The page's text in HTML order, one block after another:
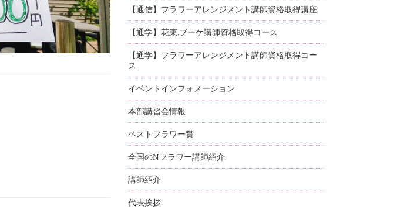
【通信】フラワーアレンジメント講師資格取得講座
【通学】花束.ブーケ講師資格取得コース
【通学】フラワーアレンジメント講師資格取得コー
ス
イベントインフォメーション
本部講習会情報
ベストフラワー賞
全国のNフラワー講師紹介
講師紹介
代表挨拶